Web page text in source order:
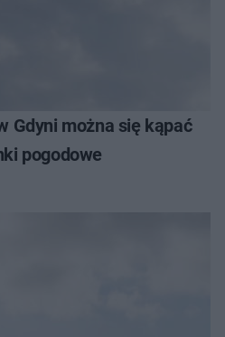
Gdyni można się kąpać
pogodowe